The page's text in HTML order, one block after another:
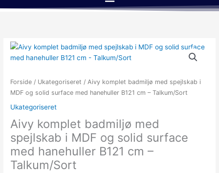
Forside / Ukategoriseret / Aivy komplet badmiljø med spejlskab i
MDF og solid surface med hanehuller B121 cm – Talkum/Sort
Ukategoriseret
Aivy komplet badmiljø med
spejlskab i MDF og solid surface
med hanehuller B121 cm –
Talkum/Sort